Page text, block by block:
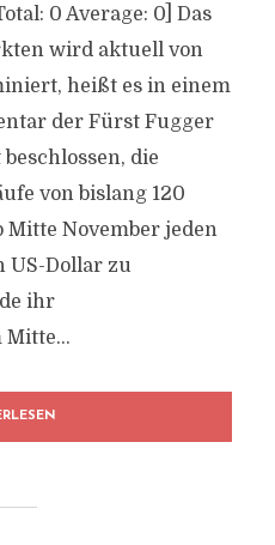
0 Average: 0] Das
wird aktuell von
heißt es in einem
der Fürst Fugger
die
von bislang 120
November jeden
US-Dollar zu
ihr